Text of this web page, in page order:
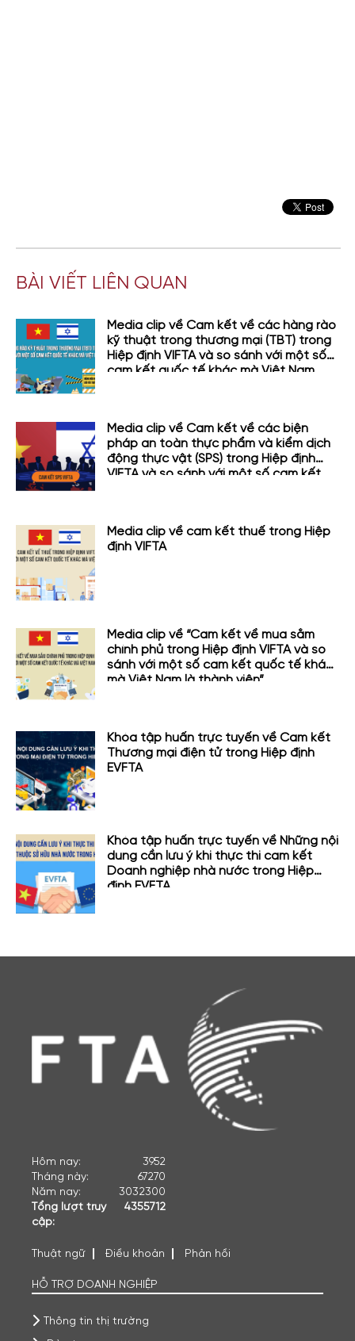
BÀI VIẾT LIÊN QUAN
Media clip về Cam kết về các hàng rào
kỹ thuật trong thương mại (TBT) trong
Hiệp định VIFTA và so sánh với một số
cam kết quốc tế khác mà Việt Nam
Media clip về Cam kết về các biện
pháp an toàn thực phẩm và kiểm dịch
động thực vật (SPS) trong Hiệp định
VIFTA và so sánh với một số cam kết
Media clip về cam kết thuế trong Hiệp
định VIFTA
Media clip về “Cam kết về mua sắm
chính phủ trong Hiệp định VIFTA và so
sánh với một số cam kết quốc tế khác
mà Việt Nam là thành viên”
Khóa tập huấn trực tuyến về Cam kết
Thương mại điện tử trong Hiệp định
EVFTA
Khóa tập huấn trực tuyến về Những nội
dung cần lưu ý khi thực thi cam kết
Doanh nghiệp nhà nước trong Hiệp
định EVFTA
Hôm nay:
3952
Tháng này:
67270
Năm nay:
3032300
Tổng lượt truy
cập:
4355712
Thuật ngữ Điều khoản Phản hồi
HỖ TRỢ DOANH NGHIỆP
Thông tin thị trường